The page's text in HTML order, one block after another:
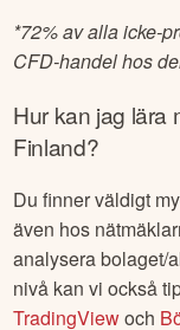
*72% av alla icke-
CFD-handel hos
Hur kan jag lära
Finland?
Du finner väldigt
även hos
analysera bolaget/
nivå kan vi också
TradingViewoch